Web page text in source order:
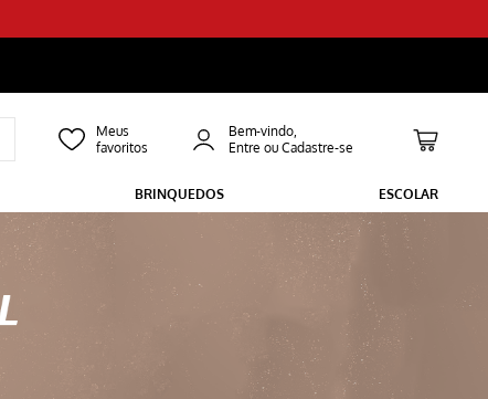
Bem-vindo,
BRINQUEDOS ESCOLAR